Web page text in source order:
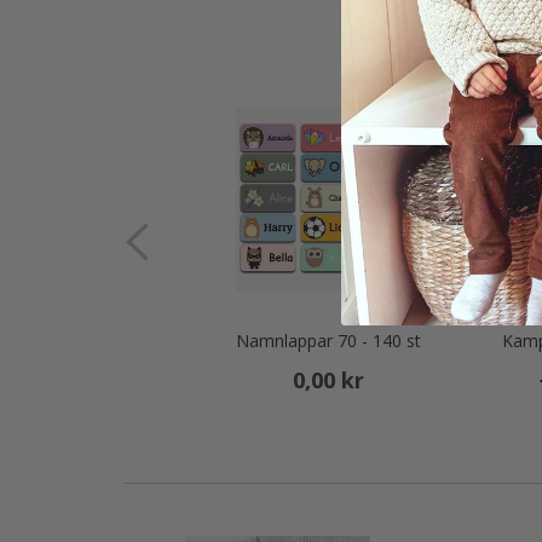
Namnlappar 70 - 140 st
0,00 kr